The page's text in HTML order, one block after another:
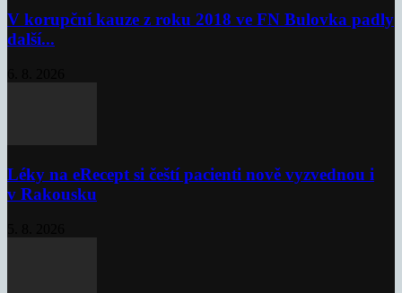
V korupční kauze z roku 2018 ve FN Bulovka padly
další...
Léky na eRecept si čeští pacienti nově vyzvednou i
v Rakousku